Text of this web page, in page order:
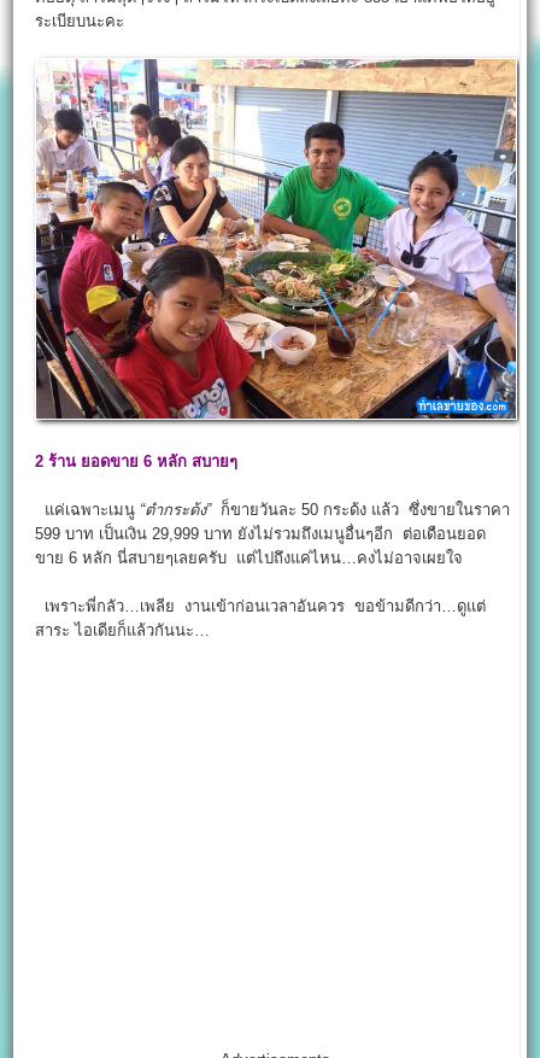
ระเบียบนะคะ
2ร้าน ยอดขาย 6หลัก สบายๆ
แค่เฉพาะเมนู “ตำกระด้ง”ก็ขายวันละ 50 กระด้ง แล้ว ซึ่งขายในราคา
599 บาท เป็นเงิน 29,999 บาท ยังไม่รวมถึงเมนูอื่นๆอีก ต่อเดือนยอด
ขาย 6 หลัก นี่สบายๆเลยครับ แต่ไปถึงแค่ไหน…คงไม่อาจเผยใจ
เพราะพี่กลัว…เพลีย งานเข้าก่อนเวลาอันควร ขอข้ามดีกว่า…ดูแต่
สาระ ไอเดียก็แล้วกันนะ…